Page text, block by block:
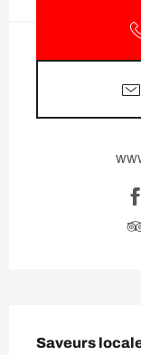
Saveurs